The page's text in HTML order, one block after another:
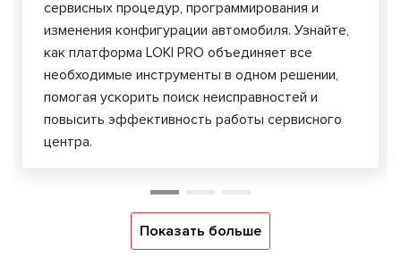
сервисных процедур, программирования и
изменения конфигурации автомобиля. Узнайте,
как платформа LOKI PRO объединяет все
необходимые инструменты в одном решении,
помогая ускорить поиск неисправностей и
повысить эффективность работы сервисного
центра.
Показать больше